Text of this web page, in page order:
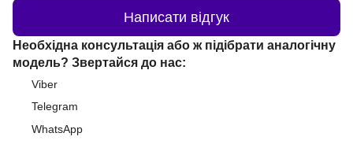
Написати відгук
Необхідна консультація або ж підібрати аналогічну
модель? Звертайся до нас:
Viber
Telegram
WhatsApp